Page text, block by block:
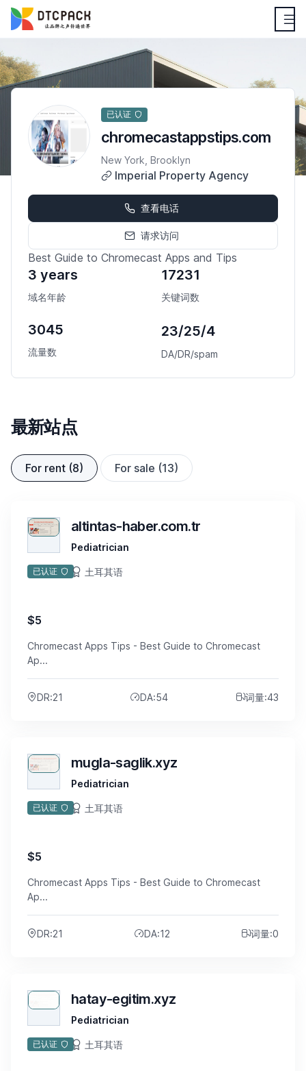
已认证
chromecastappstips.com
New York, Brooklyn
Imperial Property Agency
查看电话
请求访问
Best Guide to Chromecast Apps and Tips
3 years
域名年龄
17231
关键词数
3045
流量数
23/25/4
DA/DR/spam
最新站点
For rent (8) For sale (13)
altintas-haber.com.tr
Pediatrician
已认证 土耳其语
$5
Chromecast Apps Tips - Best Guide to Chromecast
Ap...
DR:21 DA:54 词量:43
mugla-saglik.xyz
Pediatrician
已认证 土耳其语
$5
Chromecast Apps Tips - Best Guide to Chromecast
Ap...
DR:21 DA:12 词量:0
hatay-egitim.xyz
Pediatrician
已认证 土耳其语